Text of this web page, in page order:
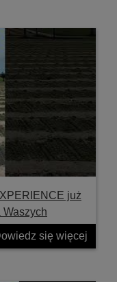
już
Waszych
się więcej